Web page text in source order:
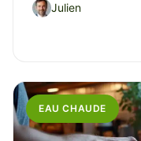
Julien
EAU CHAUDE